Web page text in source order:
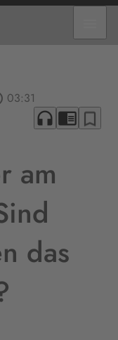
03:31
headphones chrome_reader_mode bookmark_border
am
das